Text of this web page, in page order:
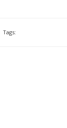
Tags: